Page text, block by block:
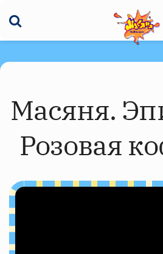
Масяня.
Розовая